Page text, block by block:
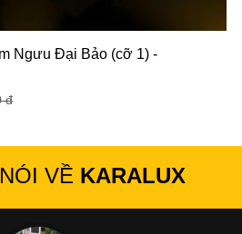
Ngưu Đại Bảo (cỡ 1) -
đ
VỀ KARALUX